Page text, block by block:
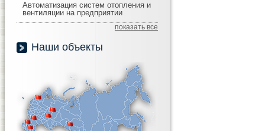
Автоматизация систем отопления и
вентиляции на предприятии
показать все
Наши объекты